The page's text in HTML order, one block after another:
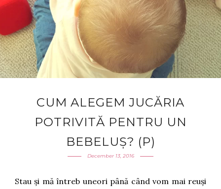
CUM ALEGEM JUCĂRIA
POTRIVITĂ PENTRU UN
BEBELUȘ? (P)
December 13, 2016
Stau și mă întreb uneori până când vom mai reuși